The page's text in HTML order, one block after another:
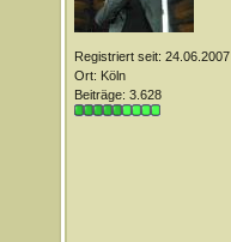
Registriert seit: 24.06.2007
Ort: Köln
Beiträge: 3.628